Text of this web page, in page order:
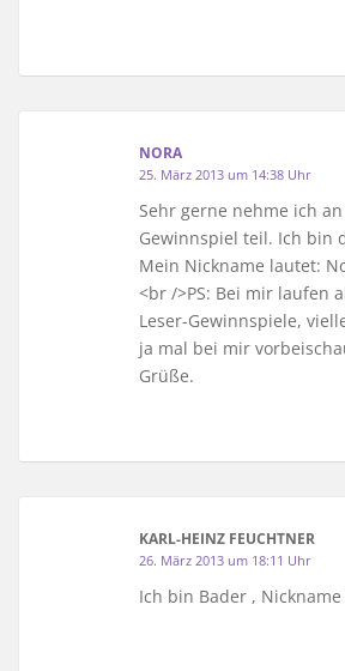
NORA
25. März 2013 um 14:38 Uhr
Sehr gerne nehme ich
Gewinnspiel teil. Ich bin
Mein Nickname lautet:
<br />PS: Bei mir laufen
Leser-Gewinnspiele,
ja mal bei mir
Grüße.
KARL-HEINZ FEUCHTNER
26. März 2013 um 18:11 Uhr
Ich bin Bader ,